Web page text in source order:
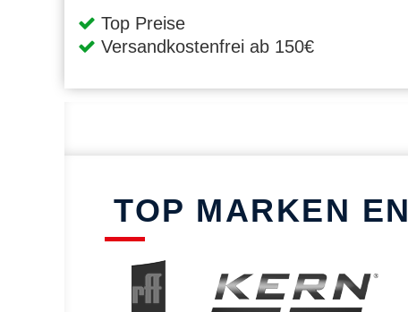
Top Preise
Versandkostenfrei ab 150€
TOP MARKEN